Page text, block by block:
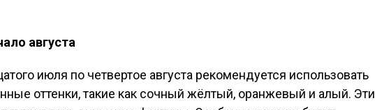
августа
июля по четвертое августа рекомендуется использовать
оттенки, такие как сочный жёлтый, оранжевый и алый. Эти